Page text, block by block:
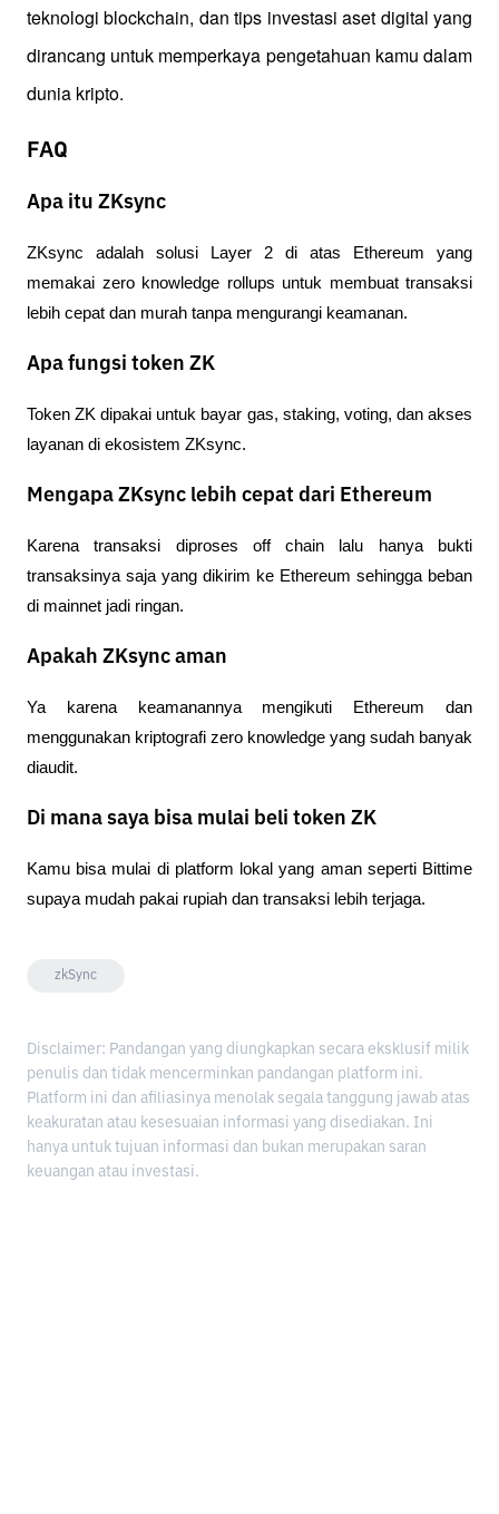
teknologi blockchain, dan tips investasi aset digital yang
dirancang untuk memperkaya pengetahuan kamu dalam
dunia kripto.
FAQ
Apa itu ZKsync
ZKsync adalah solusi Layer 2 di atas Ethereum yang
memakai zero knowledge rollups untuk membuat transaksi
lebih cepat dan murah tanpa mengurangi keamanan.
Apa fungsi token ZK
Token ZK dipakai untuk bayar gas, staking, voting, dan akses
layanan di ekosistem ZKsync.
Mengapa ZKsync lebih cepat dari Ethereum
Karena transaksi diproses off chain lalu hanya bukti
transaksinya saja yang dikirim ke Ethereum sehingga beban
di mainnet jadi ringan.
Apakah ZKsync aman
Ya karena keamanannya mengikuti Ethereum dan
menggunakan kriptografi zero knowledge yang sudah banyak
diaudit.
Di mana saya bisa mulai beli token ZK
Kamu bisa mulai di platform lokal yang aman seperti Bittime
supaya mudah pakai rupiah dan transaksi lebih terjaga.
zkSync
Disclaimer: Pandangan yang diungkapkan secara eksklusif milik
penulis dan tidak mencerminkan pandangan platform ini.
Platform ini dan afiliasinya menolak segala tanggung jawab atas
keakuratan atau kesesuaian informasi yang disediakan. Ini
hanya untuk tujuan informasi dan bukan merupakan saran
keuangan atau investasi.